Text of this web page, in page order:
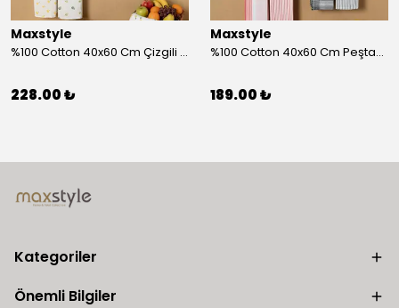
Maxstyle
%100 Cotton 40x60 Cm Çizgili Peştemal Kurulama Bezi 2 Li Set
228.00 ₺
Maxstyle
%100 Cotton 40x60 Cm Peştamal Kurulama Bezi 4 Lü Set
189.00 ₺
Kategoriler
Önemli Bilgiler